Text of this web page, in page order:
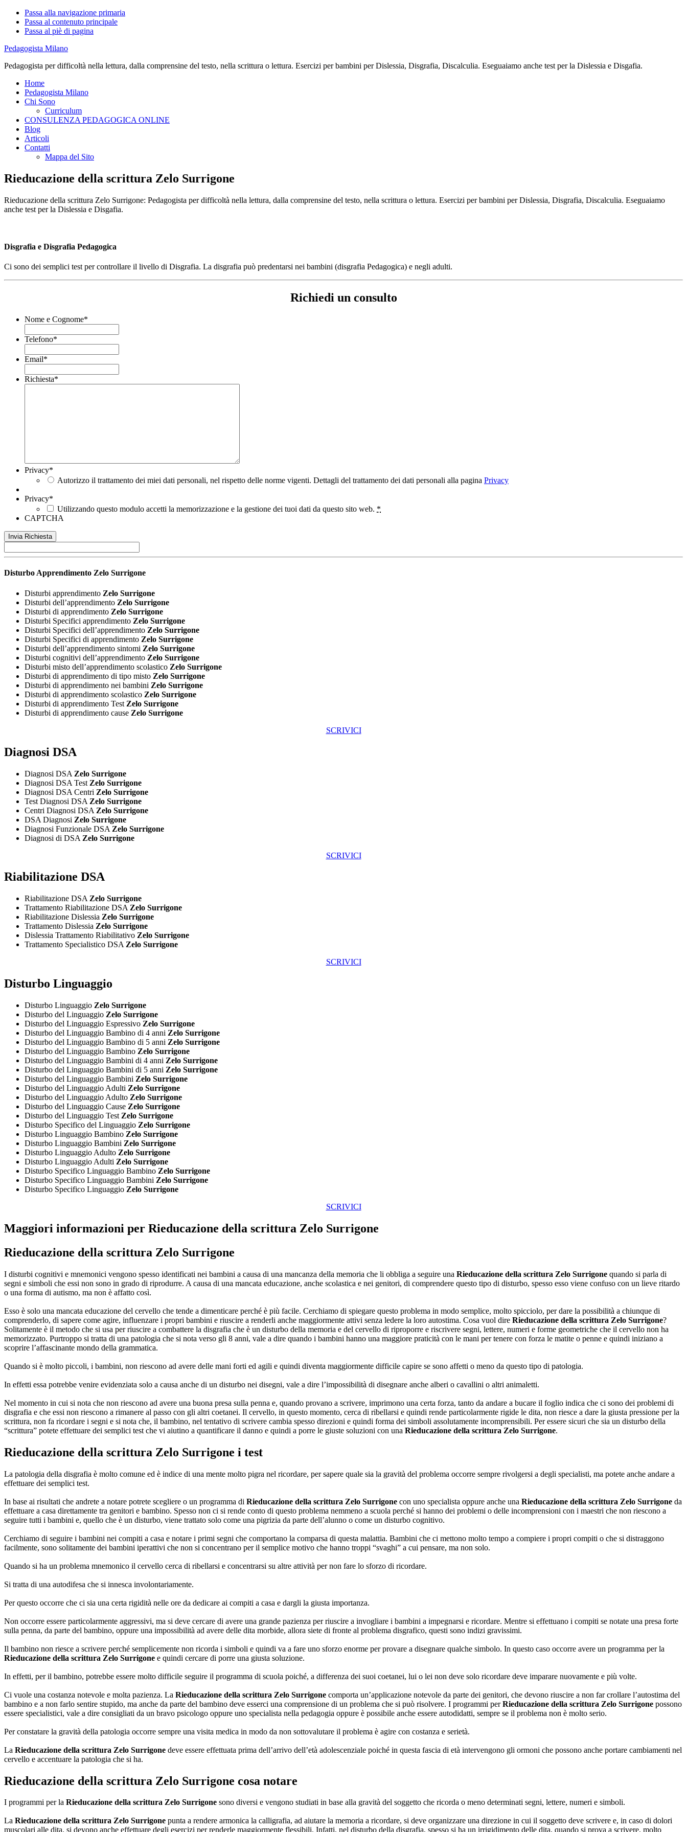
Passa alla navigazione primaria
Passa al contenuto principale
Passa al piè di pagina
Pedagogista Milano
Pedagogista per difficoltà nella lettura, dalla comprensine del testo, nella scrittura o lettura. Esercizi per bambini per Dislessia, Disgrafia, Discalculia. Eseguaiamo anche test per la Dislessia e Disgafia.
Home
Pedagogista Milano
Chi Sono
Curriculum
CONSULENZA PEDAGOGICA ONLINE
Blog
Articoli
Contatti
Mappa del Sito
Rieducazione della scrittura Zelo Surrigone
Rieducazione della scrittura Zelo Surrigone: Pedagogista per difficoltà nella lettura, dalla comprensine del testo, nella scrittura o lettura. Esercizi per bambini per Dislessia, Disgrafia, Discalculia. Eseguaiamo
anche test per la Dislessia e Disgafia.
Disgrafia e Disgrafia Pedagogica
Ci sono dei semplici test per controllare il livello di Disgrafia. La disgrafia può predentarsi nei bambini (disgrafia Pedagogica) e negli adulti.
Richiedi un consulto
Nome e Cognome*
Telefono*
Email*
Richiesta*
Privacy*
Autorizzo il trattamento dei miei dati personali, nel rispetto delle norme vigenti. Dettagli del trattamento dei dati personali alla pagina Privacy
Privacy*
Utilizzando questo modulo accetti la memorizzazione e la gestione dei tuoi dati da questo sito web. *
CAPTCHA
Disturbo Apprendimento Zelo Surrigone
Disturbi apprendimento Zelo Surrigone
Disturbi dell’apprendimento Zelo Surrigone
Disturbi di apprendimento Zelo Surrigone
Disturbi Specifici apprendimento Zelo Surrigone
Disturbi Specifici dell’apprendimento Zelo Surrigone
Disturbi Specifici di apprendimento Zelo Surrigone
Disturbi dell’apprendimento sintomi Zelo Surrigone
Disturbi cognitivi dell’apprendimento Zelo Surrigone
Disturbi misto dell’apprendimento scolastico Zelo Surrigone
Disturbi di apprendimento di tipo misto Zelo Surrigone
Disturbi di apprendimento nei bambini Zelo Surrigone
Disturbi di apprendimento scolastico Zelo Surrigone
Disturbi di apprendimento Test Zelo Surrigone
Disturbi di apprendimento cause Zelo Surrigone
SCRIVICI
Diagnosi DSA
Diagnosi DSA Zelo Surrigone
Diagnosi DSA Test Zelo Surrigone
Diagnosi DSA Centri Zelo Surrigone
Test Diagnosi DSA Zelo Surrigone
Centri Diagnosi DSA Zelo Surrigone
DSA Diagnosi Zelo Surrigone
Diagnosi Funzionale DSA Zelo Surrigone
Diagnosi di DSA Zelo Surrigone
SCRIVICI
Riabilitazione DSA
Riabilitazione DSA Zelo Surrigone
Trattamento Riabilitazione DSA Zelo Surrigone
Riabilitazione Dislessia Zelo Surrigone
Trattamento Dislessia Zelo Surrigone
Dislessia Trattamento Riabilitativo Zelo Surrigone
Trattamento Specialistico DSA Zelo Surrigone
SCRIVICI
Disturbo Linguaggio
Disturbo Linguaggio Zelo Surrigone
Disturbo del Linguaggio Zelo Surrigone
Disturbo del Linguaggio Espressivo Zelo Surrigone
Disturbo del Linguaggio Bambino di 4 anni Zelo Surrigone
Disturbo del Linguaggio Bambino di 5 anni Zelo Surrigone
Disturbo del Linguaggio Bambino Zelo Surrigone
Disturbo del Linguaggio Bambini di 4 anni Zelo Surrigone
Disturbo del Linguaggio Bambini di 5 anni Zelo Surrigone
Disturbo del Linguaggio Bambini Zelo Surrigone
Disturbo del Linguaggio Adulti Zelo Surrigone
Disturbo del Linguaggio Adulto Zelo Surrigone
Disturbo del Linguaggio Cause Zelo Surrigone
Disturbo del Linguaggio Test Zelo Surrigone
Disturbo Specifico del Linguaggio Zelo Surrigone
Disturbo Linguaggio Bambino Zelo Surrigone
Disturbo Linguaggio Bambini Zelo Surrigone
Disturbo Linguaggio Adulto Zelo Surrigone
Disturbo Linguaggio Adulti Zelo Surrigone
Disturbo Specifico Linguaggio Bambino Zelo Surrigone
Disturbo Specifico Linguaggio Bambini Zelo Surrigone
Disturbo Specifico Linguaggio Zelo Surrigone
SCRIVICI
Maggiori informazioni per Rieducazione della scrittura Zelo Surrigone
Rieducazione della scrittura Zelo Surrigone
I disturbi cognitivi e mnemonici vengono spesso identificati nei bambini a causa di una mancanza della memoria che li obbliga a seguire una Rieducazione della scrittura Zelo Surrigone quando si parla di
segni e simboli che essi non sono in grado di riprodurre. A causa di una mancata educazione, anche scolastica e nei genitori, di comprendere questo tipo di disturbo, spesso esso viene confuso con un lieve ritardo
o una forma di autismo, ma non è affatto così.
Esso è solo una mancata educazione del cervello che tende a dimenticare perché è più facile. Cerchiamo di spiegare questo problema in modo semplice, molto spicciolo, per dare la possibilità a chiunque di
comprenderlo, di sapere come agire, influenzare i propri bambini e riuscire a renderli anche maggiormente attivi senza ledere la loro autostima. Cosa vuol dire Rieducazione della scrittura Zelo Surrigone?
Solitamente è il metodo che si usa per riuscire a combattere la disgrafia che è un disturbo della memoria e del cervello di riproporre e riscrivere segni, lettere, numeri e forme geometriche che il cervello non ha
memorizzato. Purtroppo si tratta di una patologia che si nota verso gli 8 anni, vale a dire quando i bambini hanno una maggiore praticità con le mani per tenere con forza le matite o penne e quindi iniziano a
scoprire l’affascinante mondo della grammatica.
Quando si è molto piccoli, i bambini, non riescono ad avere delle mani forti ed agili e quindi diventa maggiormente difficile capire se sono affetti o meno da questo tipo di patologia.
In effetti essa potrebbe venire evidenziata solo a causa anche di un disturbo nei disegni, vale a dire l’impossibilità di disegnare anche alberi o cavallini o altri animaletti.
Nel momento in cui si nota che non riescono ad avere una buona presa sulla penna e, quando provano a scrivere, imprimono una certa forza, tanto da andare a bucare il foglio indica che ci sono dei problemi di
disgrafia e che essi non riescono a rimanere al passo con gli altri coetanei. Il cervello, in questo momento, cerca di ribellarsi e quindi rende particolarmente rigide le dita, non riesce a dare la giusta pressione per la
scrittura, non fa ricordare i segni e si nota che, il bambino, nel tentativo di scrivere cambia spesso direzioni e quindi forma dei simboli assolutamente incomprensibili. Per essere sicuri che sia un disturbo della
“scrittura” potete effettuare dei semplici test che vi aiutino a quantificare il danno e quindi a porre le giuste soluzioni con una Rieducazione della scrittura Zelo Surrigone.
Rieducazione della scrittura Zelo Surrigone i test
La patologia della disgrafia è molto comune ed è indice di una mente molto pigra nel ricordare, per sapere quale sia la gravità del problema occorre sempre rivolgersi a degli specialisti, ma potete anche andare a
effettuare dei semplici test.
In base ai risultati che andrete a notare potrete scegliere o un programma di Rieducazione della scrittura Zelo Surrigone con uno specialista oppure anche una Rieducazione della scrittura Zelo Surrigone da
effettuare a casa direttamente tra genitori e bambino. Spesso non ci si rende conto di questo problema nemmeno a scuola perché si hanno dei problemi o delle incomprensioni con i maestri che non riescono a
seguire tutti i bambini e, quello che è un disturbo, viene trattato solo come una pigrizia da parte dell’alunno o come un disturbo cognitivo.
Cerchiamo di seguire i bambini nei compiti a casa e notare i primi segni che comportano la comparsa di questa malattia. Bambini che ci mettono molto tempo a compiere i propri compiti o che si distraggono
facilmente, sono solitamente dei bambini iperattivi che non si concentrano per il semplice motivo che hanno troppi “svaghi” a cui pensare, ma non solo.
Quando si ha un problema mnemonico il cervello cerca di ribellarsi e concentrarsi su altre attività per non fare lo sforzo di ricordare.
Si tratta di una autodifesa che si innesca involontariamente.
Per questo occorre che ci sia una certa rigidità nelle ore da dedicare ai compiti a casa e dargli la giusta importanza.
Non occorre essere particolarmente aggressivi, ma si deve cercare di avere una grande pazienza per riuscire a invogliare i bambini a impegnarsi e ricordare. Mentre si effettuano i compiti se notate una presa forte
sulla penna, da parte del bambino, oppure una impossibilità ad avere delle dita morbide, allora siete di fronte al problema disgrafico, questi sono indizi gravissimi.
Il bambino non riesce a scrivere perché semplicemente non ricorda i simboli e quindi va a fare uno sforzo enorme per provare a disegnare qualche simbolo. In questo caso occorre avere un programma per la
Rieducazione della scrittura Zelo Surrigone e quindi cercare di porre una giusta soluzione.
In effetti, per il bambino, potrebbe essere molto difficile seguire il programma di scuola poiché, a differenza dei suoi coetanei, lui o lei non deve solo ricordare deve imparare nuovamente e più volte.
Ci vuole una costanza notevole e molta pazienza. La Rieducazione della scrittura Zelo Surrigone comporta un’applicazione notevole da parte dei genitori, che devono riuscire a non far crollare l’autostima del
bambino e a non farlo sentire stupido, ma anche da parte del bambino deve esserci una comprensione di un problema che si può risolvere. I programmi perRieducazione della scrittura Zelo Surrigone possono
essere specialistici, vale a dire consigliati da un bravo psicologo oppure uno specialista nella pedagogia oppure è possibile anche essere autodidatti, sempre se il problema non è molto serio.
Per constatare la gravità della patologia occorre sempre una visita medica in modo da non sottovalutare il problema è agire con costanza e serietà.
La Rieducazione della scrittura Zelo Surrigone deve essere effettuata prima dell’arrivo dell’età adolescenziale poiché in questa fascia di età intervengono gli ormoni che possono anche portare cambiamenti nel
cervello e accentuare la patologia che si ha.
Rieducazione della scrittura Zelo Surrigone cosa notare
I programmi per la Rieducazione della scrittura Zelo Surrigone sono diversi e vengono studiati in base alla gravità del soggetto che ricorda o meno determinati segni, lettere, numeri e simboli.
La Rieducazione della scrittura Zelo Surrigone punta a rendere armonica la calligrafia, ad aiutare la memoria a ricordare, si deve organizzare una direzione in cui il soggetto deve scrivere e, in caso di dolori
muscolari alle dita, si devono anche effettuare degli esercizi per renderle maggiormente flessibili. Infatti, nel disturbo della disgrafia, spesso si ha un irrigidimento delle dita, quando si prova a scrivere, molto